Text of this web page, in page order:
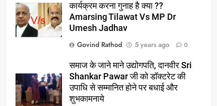
कार्यक्रम करना गुनाह है क्या ??
Amarsing Tilawat Vs MP Dr
Umesh Jadhav
Govind Rathod
5 years ago 0
समाज के जाने माने उद्योगपति, दानवीर Sri
Shankar Pawar जी को डॉक्टरेट की
उपाधि से सम्मानित होने पर बधाई और
शुभकामनाये